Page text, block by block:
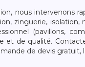
nous intervenons
zinguerie,
(pavillons,
et de qualité.
de devis gratuit,